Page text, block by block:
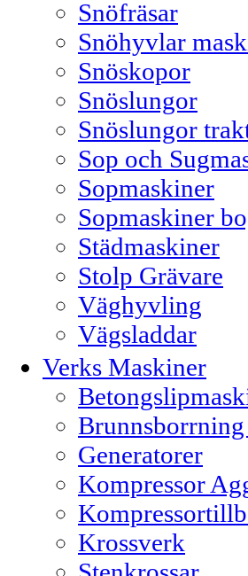
Snöfräsar
Snöhyvlar
Snöskopor
Snöslungor
Snöslungor
Sop och
Sopmaskiner
Sopmaskiner
Städmaskiner
Stolp Grävare
Väghyvling
Vägsladdar
Verks Maskiner
Generatorer
Kompressor
Krossverk